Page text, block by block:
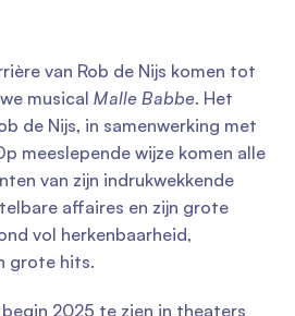
van Rob de Nijs komen tot
musical Malle Babbe. Het
de Nijs, in samenwerking met
meeslepende wijze komen alle
van zijn indrukwekkende
affaires en zijn grote
vol herkenbaarheid,
grote hits.
2025 te zien in theaters